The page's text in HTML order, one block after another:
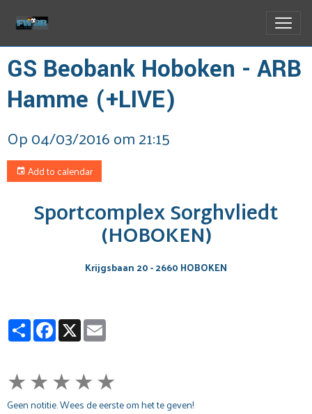
GS Beobank Hoboken - ARB
Hamme (+LIVE)
Op 04/03/2016om 21:15
Add to calendar
Sportcomplex Sorghvliedt
(HOBOKEN)
Krijgsbaan 20 - 2660 HOBOKEN
PartagerFacebook
X
★★★★★
Geen notitie. Wees de eerste om het te geven!